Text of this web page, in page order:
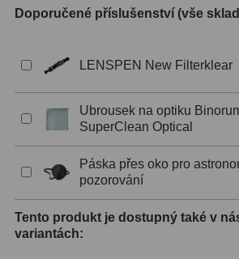
Speciální 1
Ostatní29
Barlow65
Filtry 181
Měsíční a Polarizační24
Sluneční43
Doporučené příslušenství (vše
LENSPEN New Filterklear
Ubrousek na optiku
SuperClean Optical
Páska přes oko pro
pozorování
Tento produkt je dostupný také v
variantách: